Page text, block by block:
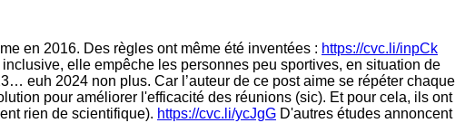
en 2016. Des règles ont même été inventées : https://cvc.li/inpCk
elle empêche les personnes peu sportives, en situation de
euh 2024 non plus. Car l’auteur de ce post aime se répéter chaque
pour améliorer l'efficacité des réunions (sic). Et pour cela, ils ont
rien de scientifique). https://cvc.li/ycJgG D'autres études annoncent